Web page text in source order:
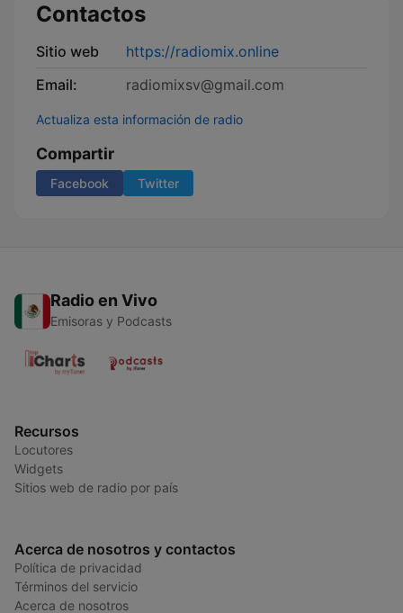
Contactos
Sitio web
https://radiomix.online
Email:
radiomixsv@gmail.com
Actualiza esta información de radio
Compartir
Facebook Twitter
Radio en Vivo
Emisoras y Podcasts
Recursos
Locutores
Widgets
Sitios web de radio por país
Acerca de nosotros y contactos
Política de privacidad
Términos del servicio
Acerca de nosotros